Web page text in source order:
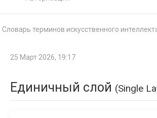
Словарь терминов искусственного
25 Март 2026, 19:17
Единичный слой (Single